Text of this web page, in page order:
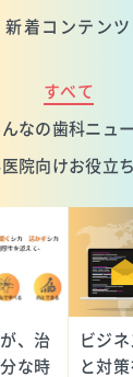
新着コンテンツ
すべて
なの歯科ニュ
院向けお役立
、治
な時
ビジ
と対